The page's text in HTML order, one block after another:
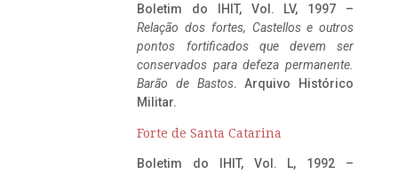
Boletim do IHIT, Vol. LV, 1997 –
Relação dos fortes, Castellos e outros
pontos fortificados que devem ser
conservados para defeza permanente.
Barão de Bastos. Arquivo Histórico
Militar.
Forte de Santa Catarina
Boletim do IHIT, Vol. L, 1992 –